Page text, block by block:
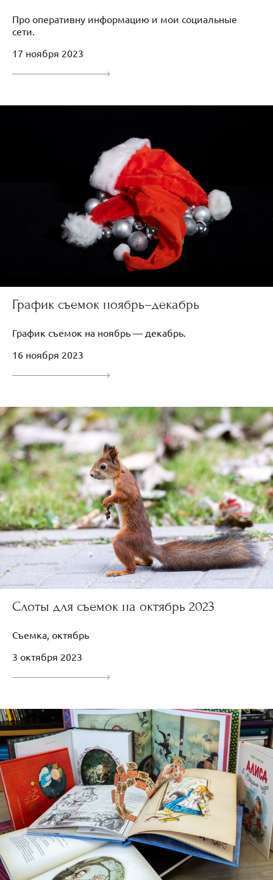
Про оперативну информацию и мои социальные
сети.
17 ноября 2023
График съемок ноябрь–декабрь
График съемок на ноябрь — декабрь.
16 ноября 2023
Слоты для съемок на октябрь 2023
Съемка, октябрь
3 октября 2023